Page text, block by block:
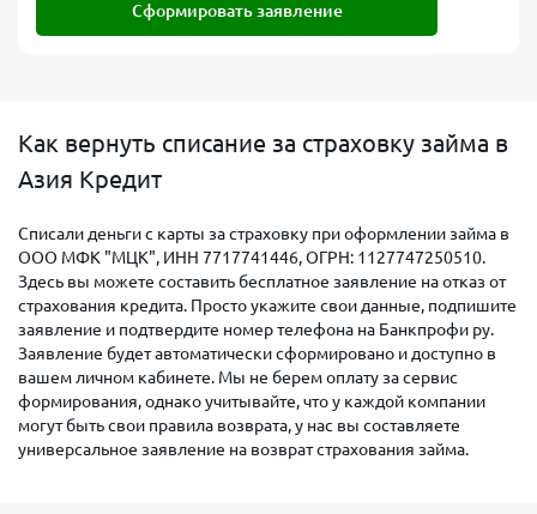
Сформировать заявление
Как вернуть списание за страховку займа в
Азия Кредит
Списали деньги с карты за страховку при оформлении займа в
ООО МФК "МЦК", ИНН 7717741446, ОГРН: 1127747250510.
Здесь вы можете составить бесплатное заявление на отказ от
страхования кредита. Просто укажите свои данные, подпишите
заявление и подтвердите номер телефона на Банкпрофи ру.
Заявление будет автоматически сформировано и доступно в
вашем личном кабинете. Мы не берем оплату за сервис
формирования, однако учитывайте, что у каждой компании
могут быть свои правила возврата, у нас вы составляете
универсальное заявление на возврат страхования займа.